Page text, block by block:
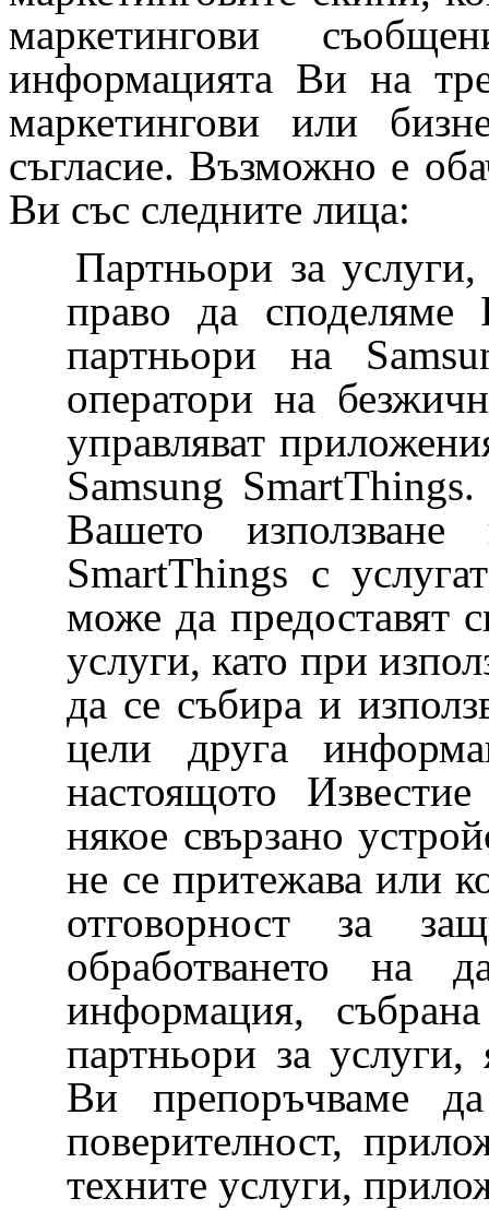
маркетингови
информацията Ви на
маркетингови или
съгласие. Възможно е
Ви със следните лица:
Партньори за
право да споделяме
партньори на
оператори на
управляват
Samsung
Вашето
SmartThings с
може да предоставят
услуги, като при
да се събира и
цели друга
настоящото
някое свързано
не се притежава или
отговорност за
обработването на
информация,
партньори за
Ви препоръчваме да
поверителност,
техните услуги,